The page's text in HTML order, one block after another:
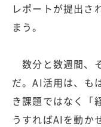
レポートが提出さ
まう。
数分と数週間、
だ。AI活用は、も
き課題ではなく「
うすればAIを動か